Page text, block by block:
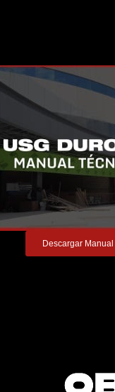
Descargar Manual